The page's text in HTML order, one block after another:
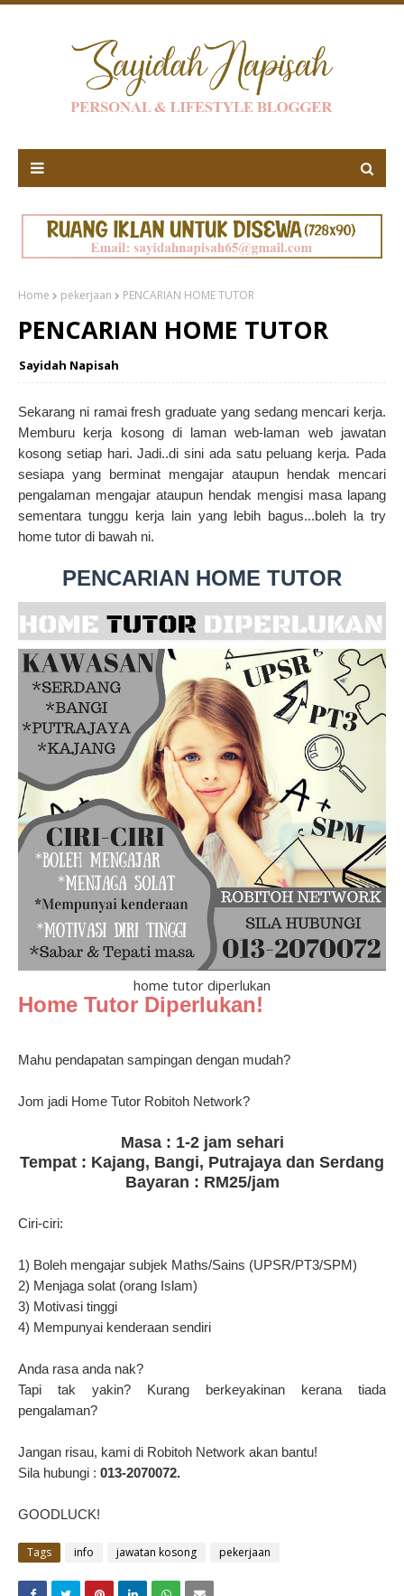
Home pekerjaan PENCARIAN HOME TUTOR
PENCARIAN HOME TUTOR
Sayidah Napisah
Sekarang ni ramai fresh graduate yang sedang mencari kerja.
Memburu kerja kosong di laman web-laman web jawatan
kosong setiap hari. Jadi..di sini ada satu peluang kerja. Pada
sesiapa yang berminat mengajar ataupun hendak mencari
pengalaman mengajar ataupun hendak mengisi masa lapang
sementara tunggu kerja lain yang lebih bagus...boleh la try
home tutor di bawah ni.
PENCARIAN HOME TUTOR
home tutor diperlukan
Home Tutor Diperlukan!
Mahu pendapatan sampingan dengan mudah?
Jom jadi Home Tutor Robitoh Network?
Masa : 1-2 jam sehari
Tempat : Kajang, Bangi, Putrajaya dan Serdang
Bayaran : RM25/jam
Ciri-ciri:
1) Boleh mengajar subjek Maths/Sains (UPSR/PT3/SPM)
2) Menjaga solat (orang Islam)
3) Motivasi tinggi
4) Mempunyai kenderaan sendiri
Anda rasa anda nak?
Tapi tak yakin? Kurang berkeyakinan kerana tiada
pengalaman?
Jangan risau, kami di Robitoh Network akan bantu!
Sila hubungi : 013-2070072.
GOODLUCK!
Tags info jawatan kosong pekerjaan